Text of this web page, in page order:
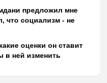
предложил мне
что социализм - не
оценки он ставит
в ней изменить